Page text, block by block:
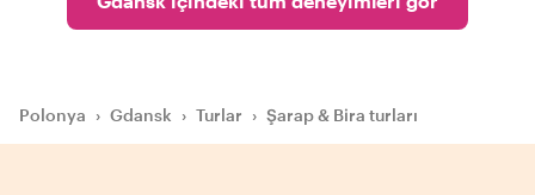
Polonya › Gdansk › Turlar › Şarap & Bira turları